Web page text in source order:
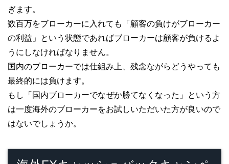
ぎます。
数百万をブローカーに入れても「顧客の負けがブローカー
の利益」という状態であればブローカーは顧客が負けるよ
うにしなければなりません。
国内のブローカーでは仕組み上、残念ながらどうやっても
最終的には負けます。
もし「国内ブローカーでなぜか勝てなくなった」という方
は一度海外のブローカーをお試しいただいた方が良いので
はないでしょうか。